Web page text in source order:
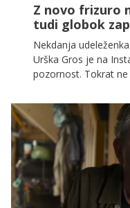
Z novo frizuro
tudi globok
Nekdanja
Urška Gros je na
pozornost. Tokrat
njo ni najlažje